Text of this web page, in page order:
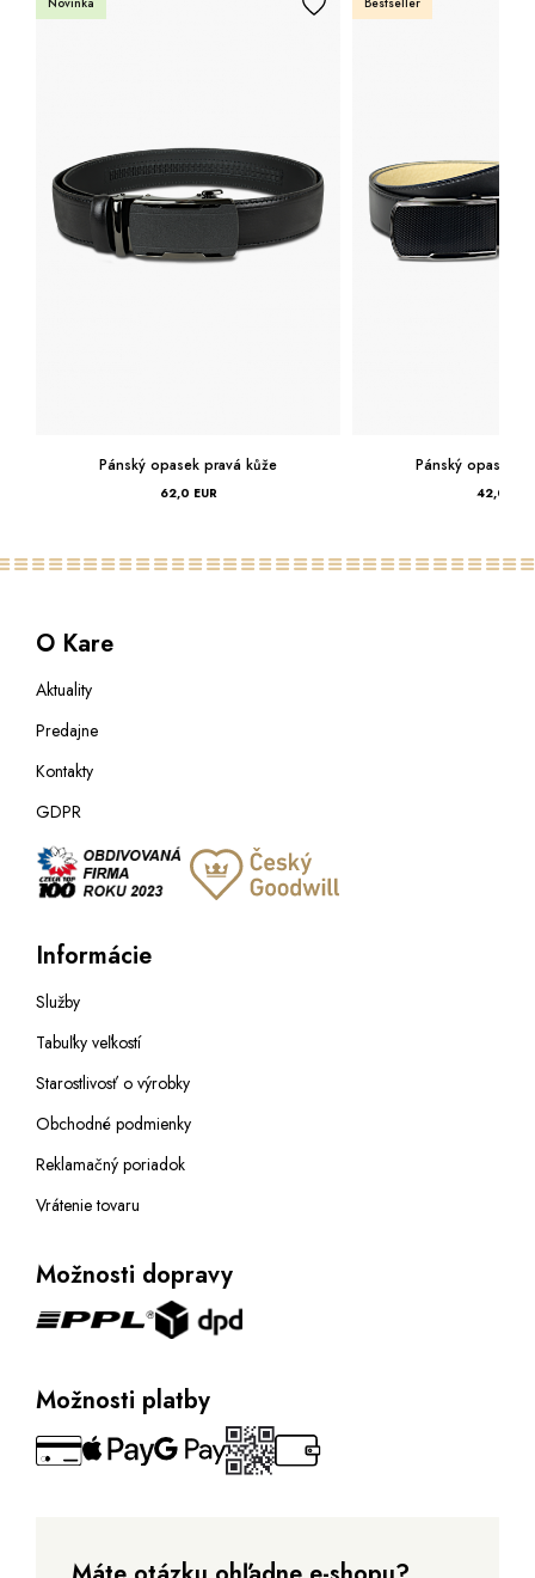
Pánský opasek pravá kůže
62,0 EUR
Pánský opasek
42,0 EUR
O Kare
Aktuality
Predajne
Kontakty
GDPR
Informácie
Služby
Tabuľky veľkostí
Starostlivosť o výrobky
Obchodné podmienky
Reklamačný poriadok
Vrátenie tovaru
Možnosti dopravy
Možnosti platby